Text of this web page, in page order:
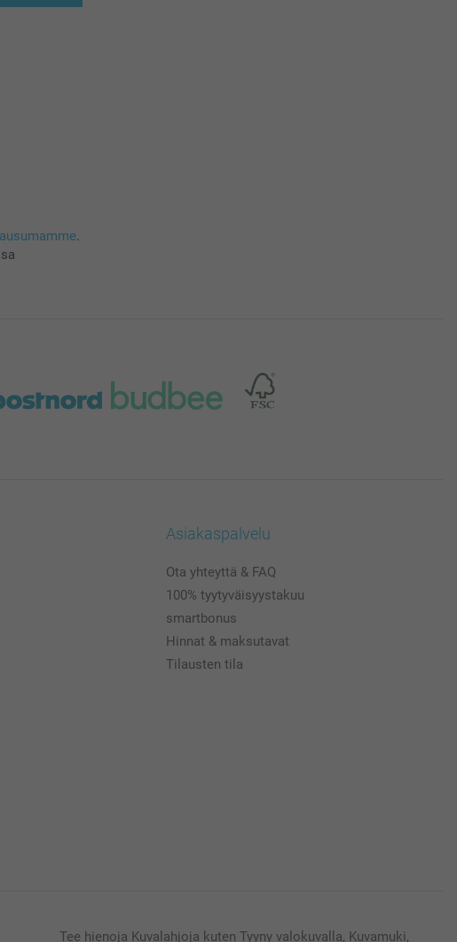
.
Asiakaspalvelu
Ota yhteyttä & FAQ
100% tyytyväisyystakuu
smartbonus
Hinnat & maksutavat
Tilausten tila
Tee hienoja Kuvalahjoja kuten Tyyny valokuvalla, Kuvamuki,